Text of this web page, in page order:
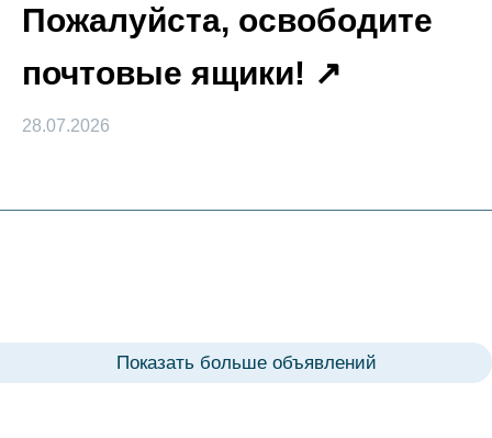
Пожалуйста, освободите
почтовые ящики!
28.07.2026
Показать больше объявлений